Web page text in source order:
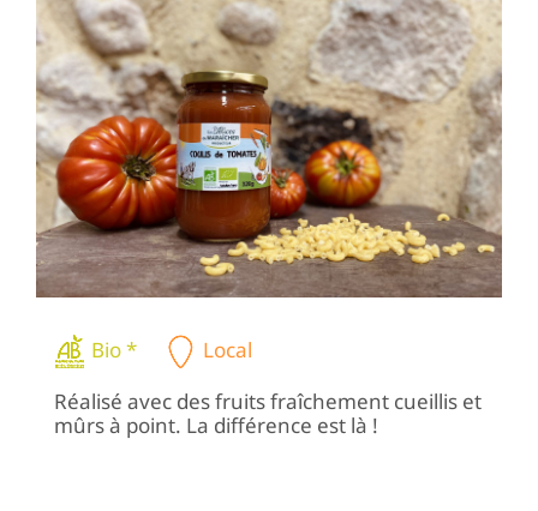
Bio *
Local
Réalisé avec des fruits fraîchement cueillis et
mûrs à point. La différence est là !